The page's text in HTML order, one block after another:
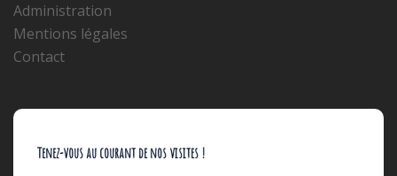
Administration
Mentions légales
Contact
Tenez-vous au courant de nos visites !